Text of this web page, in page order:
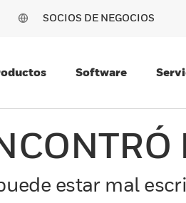
SOCIOS DE NEGOCIOS
Software
estar mal